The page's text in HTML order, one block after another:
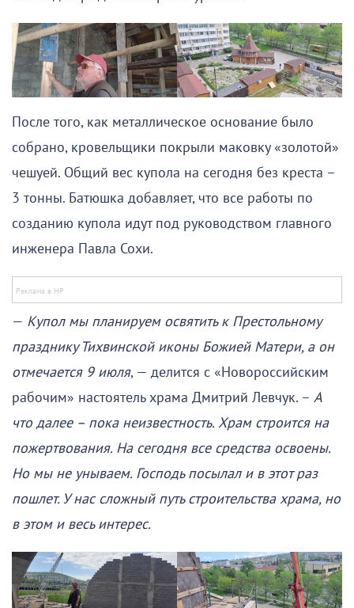
После того, как металлическое основание было
собрано, кровельщики покрыли маковку «золотой»
чешуей. Общий вес купола на сегодня без креста –
3 тонны. Батюшка добавляет, что все работы по
созданию купола идут под руководством главного
инженера Павла Сохи.
— Купол мы планируем освятить к Престольному
празднику Тихвинской иконы Божией Матери, а он
отмечается 9 июля, — делится с «Новороссийским
рабочим» настоятель храма Дмитрий Левчук. – А
что далее – пока неизвестность. Храм строится на
пожертвования. На сегодня все средства освоены.
Но мы не унываем. Господь посылал и в этот раз
пошлет. У нас сложный путь строительства храма, но
в этом и весь интерес.